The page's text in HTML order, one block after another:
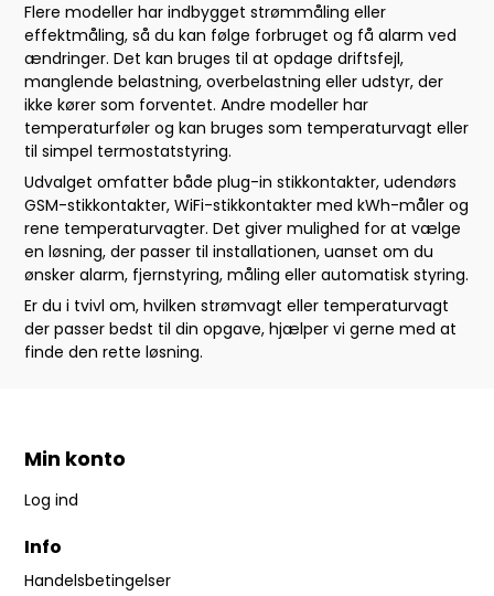
Flere modeller har indbygget strømmåling eller
effektmåling, så du kan følge forbruget og få alarm ved
ændringer. Det kan bruges til at opdage driftsfejl,
manglende belastning, overbelastning eller udstyr, der
ikke kører som forventet. Andre modeller har
temperaturføler og kan bruges som temperaturvagt eller
til simpel termostatstyring.
Udvalget omfatter både plug-in stikkontakter, udendørs
GSM-stikkontakter, WiFi-stikkontakter med kWh-måler og
rene temperaturvagter. Det giver mulighed for at vælge
en løsning, der passer til installationen, uanset om du
ønsker alarm, fjernstyring, måling eller automatisk styring.
Er du i tvivl om, hvilken strømvagt eller temperaturvagt
der passer bedst til din opgave, hjælper vi gerne med at
finde den rette løsning.
Min konto
Log ind
Info
Handelsbetingelser